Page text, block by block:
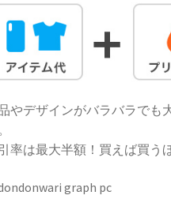
やデザインがバラバラでも
率は最大半額！買えば買う